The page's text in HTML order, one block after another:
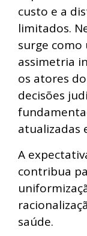
custo e a
limitados.
surge
assimetria
os atores
decisões
atualizadas
A
contribua
saúde.